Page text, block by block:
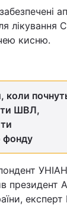
лікування
кисню.
коли
ШВЛ,
фонду
президент